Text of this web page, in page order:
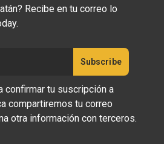
Recibe en tu correo lo
confirmar tu suscripción a
compartiremos tu correo
otra información con terceros.